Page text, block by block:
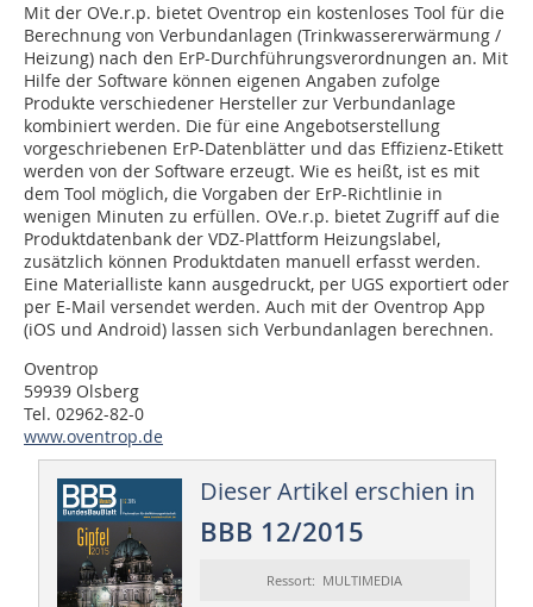
Mit der OVe.r.p. bietet Oventrop ein kostenloses Tool für die
Berechnung von Verbundanlagen (Trinkwassererwärmung /
Heizung) nach den ErP-Durchführungsverordnungen an. Mit
Hilfe der Software können eigenen Angaben zufolge
Produkte verschiedener Hersteller zur Verbundanlage
kombiniert werden. Die für eine Angebotserstellung
vorgeschriebenen ErP-Datenblätter und das Effizienz-Etikett
werden von der Software erzeugt. Wie es heißt, ist es mit
dem Tool möglich, die Vorgaben der ErP-Richtlinie in
wenigen Minuten zu erfüllen. OVe.r.p. bietet Zugriff auf die
Produktdatenbank der VDZ-Plattform Heizungslabel,
zusätzlich können Produktdaten manuell erfasst werden.
Eine Materialliste kann ausgedruckt, per UGS exportiert oder
per E-Mail versendet werden. Auch mit der Oventrop App
(iOS und Android) lassen sich Verbundanlagen berechnen.
Oventrop
59939 Olsberg
Tel. 02962-82-0
www.oventrop.de
Dieser Artikel erschien in
BBB 12/2015
Ressort: MULTIMEDIA